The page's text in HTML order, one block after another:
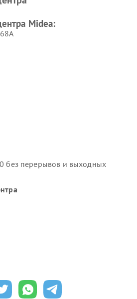
Midea
Midea:
без перерывов и выходных